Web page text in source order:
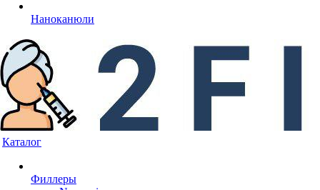
Наноканюли
Каталог
Филлеры